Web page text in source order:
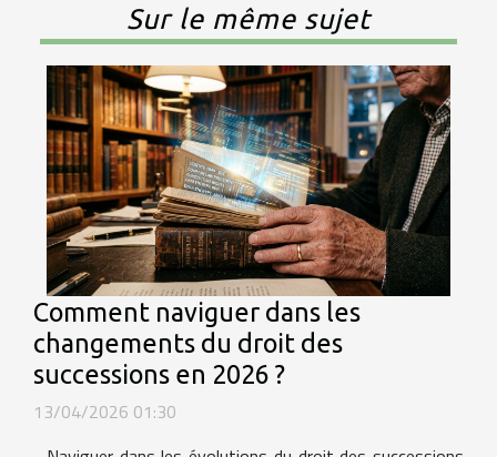
Sur le même sujet
Comment naviguer dans les
changements du droit des
successions en 2026 ?
13/04/2026 01:30